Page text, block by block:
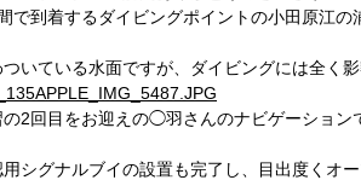
で到着するダイビングポイントの小田原江
いている水面ですが、ダイビングには全く
2回目をお迎えの◯羽さんのナビゲーショ
シグナルブイの設置も完了し、目出度くオ